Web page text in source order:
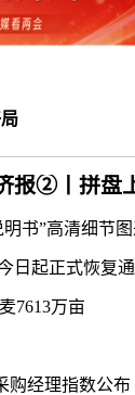
书”高清细节
日起正式恢复
7613万亩
购经理指数公布